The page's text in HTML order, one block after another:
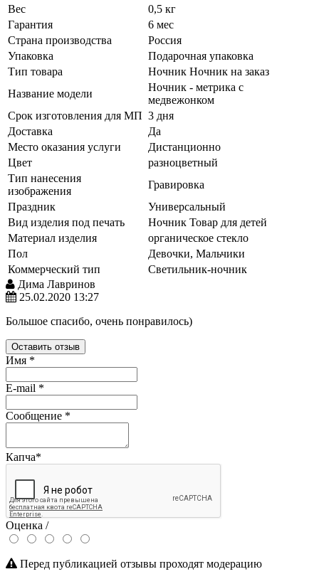
Вес
0,5 кг
Гарантия
6 мес
Страна производства
Россия
Упаковка
Подарочная упаковка
Тип товара
Ночник Ночник на заказ
Название модели
Ночник - метрика с
медвежонком
Срок изготовления для МП 3 дня
Доставка
Да
Место оказания услуги
Дистанционно
Цвет
разноцветный
Тип нанесения
изображения
Гравировка
Праздник
Универсальный
Вид изделия под печать
Ночник Товар для детей
Материал изделия
органическое стекло
Пол
Девочки, Мальчики
Коммерческий тип
Светильник-ночник
Дима Лавринов
25.02.2020 13:27
Большое спасибо, очень понравилось)
Оставить отзыв
Имя *
E-mail *
Сообщение *
Капча*
Оценка /
Перед публикацией отзывы проходят модерацию